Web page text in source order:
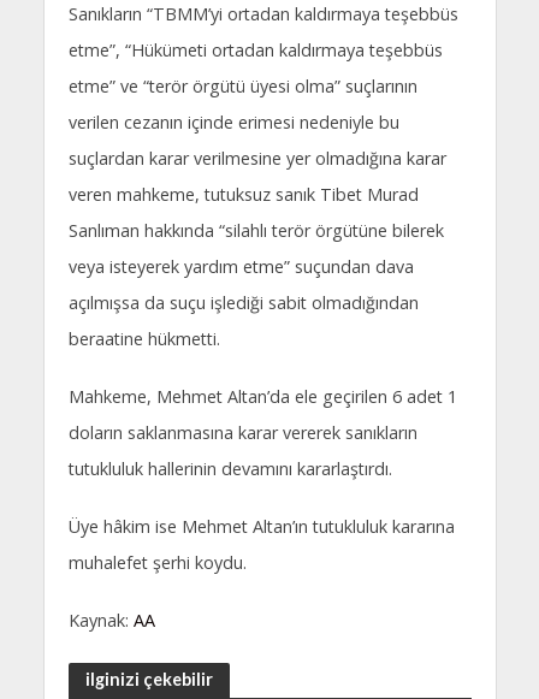
Sanıkların “TBMM’yi ortadan kaldırmaya teşebbüs
etme”, “Hükümeti ortadan kaldırmaya teşebbüs
etme” ve “terör örgütü üyesi olma” suçlarının
verilen cezanın içinde erimesi nedeniyle bu
suçlardan karar verilmesine yer olmadığına karar
veren mahkeme, tutuksuz sanık Tibet Murad
Sanlıman hakkında “silahlı terör örgütüne bilerek
veya isteyerek yardım etme” suçundan dava
açılmışsa da suçu işlediği sabit olmadığından
beraatine hükmetti.
Mahkeme, Mehmet Altan’da ele geçirilen 6 adet 1
doların saklanmasına karar vererek sanıkların
tutukluluk hallerinin devamını kararlaştırdı.
Üye hâkim ise Mehmet Altan’ın tutukluluk kararına
muhalefet şerhi koydu.
Kaynak: AA
ilginizi çekebilir